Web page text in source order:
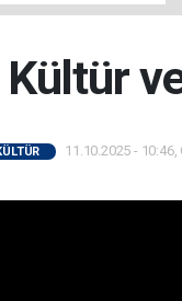
11.10.2025 -